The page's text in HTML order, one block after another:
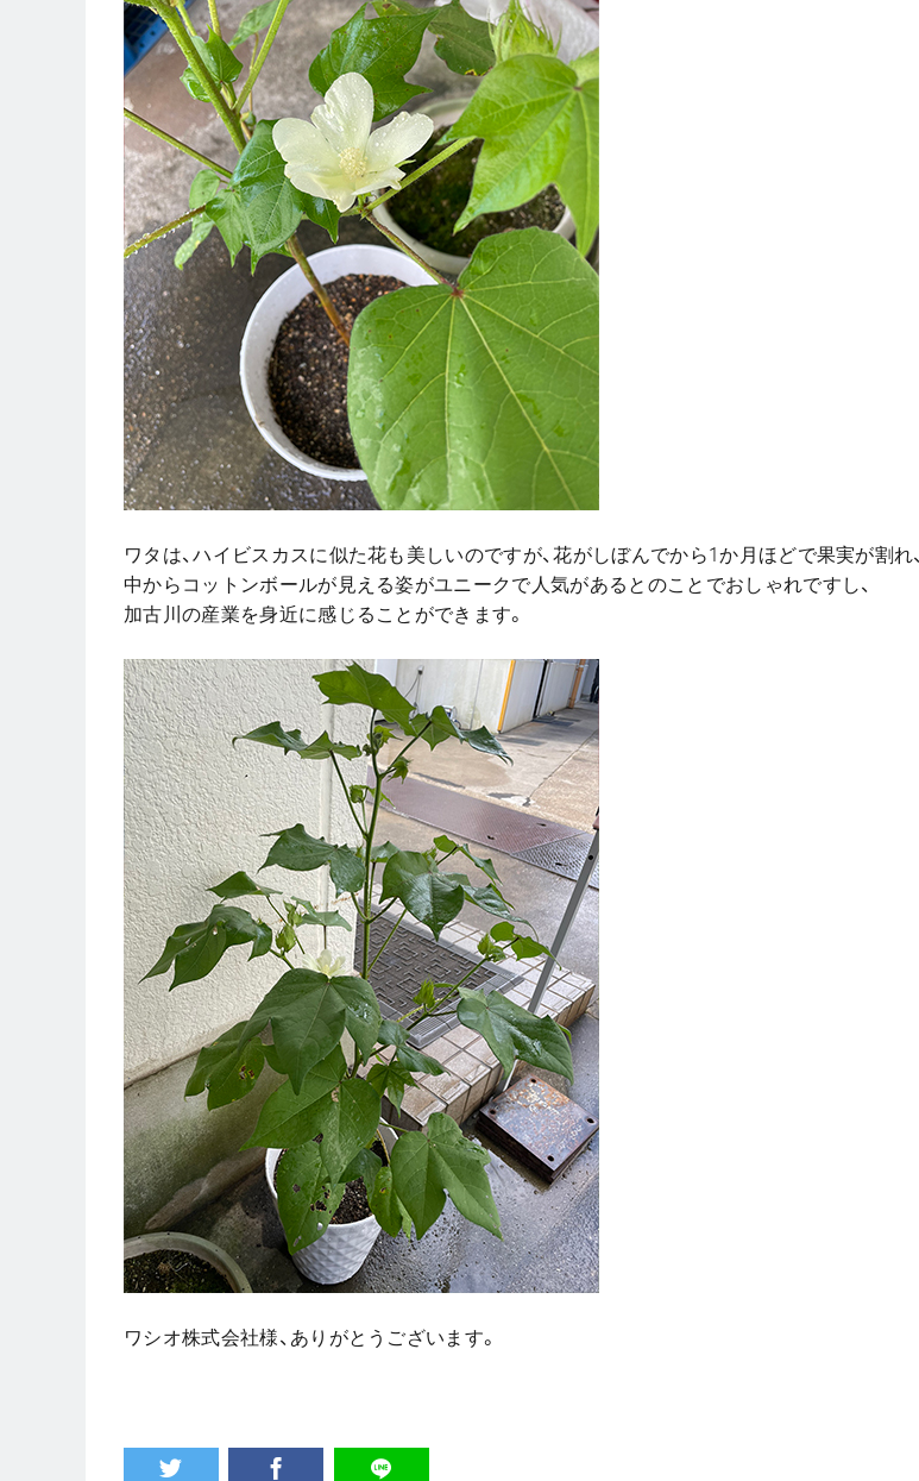
ワタは、ハイビスカスに似た花も美しいのですが、花がしぼんでから1か月ほどで果実が割れ、
中からコットンボールが見える姿がユニークで人気があるとのことでおしゃれですし、
加古川の産業を身近に感じることができます。
ワシオ株式会社様、ありがとうございます。